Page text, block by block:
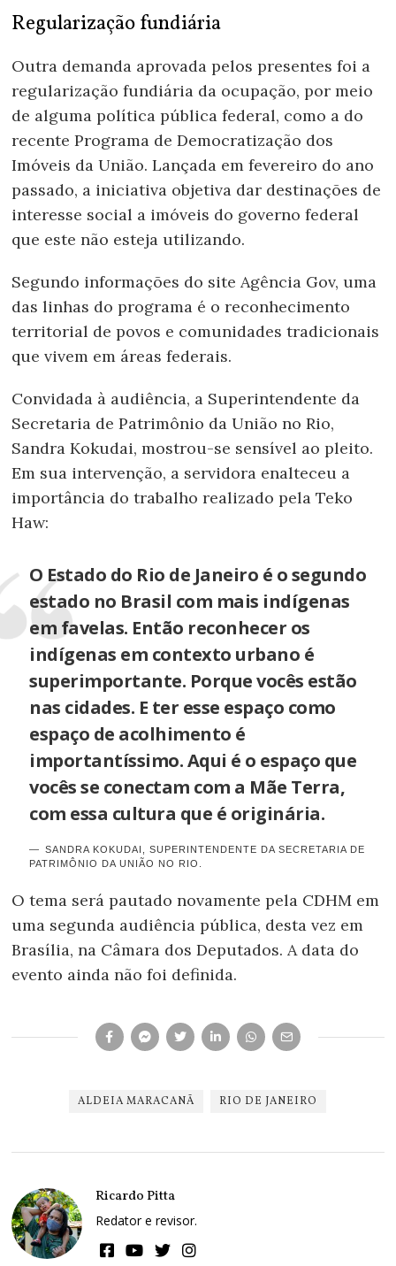
Regularização fundiária
Outra demanda aprovada pelos presentes foi a
regularização fundiária da ocupação, por meio
de alguma política pública federal, como a do
recente Programa de Democratização dos
Imóveis da União. Lançada em fevereiro do ano
passado, a iniciativa objetiva dar destinações de
interesse social a imóveis do governo federal
que este não esteja utilizando.
Segundo informações do site Agência Gov, uma
das linhas do programa é o reconhecimento
territorial de povos e comunidades tradicionais
que vivem em áreas federais.
Convidada à audiência, a Superintendente da
Secretaria de Patrimônio da União no Rio,
Sandra Kokudai, mostrou-se sensível ao pleito.
Em sua intervenção, a servidora enalteceu a
importância do trabalho realizado pela Teko
Haw:
O Estado do Rio de Janeiro é o segundo
estado no Brasil com mais indígenas
em favelas. Então reconhecer os
indígenas em contexto urbano é
superimportante. Porque vocês estão
nas cidades. E ter esse espaço como
espaço de acolhimento é
importantíssimo. Aqui é o espaço que
vocês se conectam com a Mãe Terra,
com essa cultura que é originária.
SANDRA KOKUDAI, SUPERINTENDENTE DA SECRETARIA DE
PATRIMÔNIO DA UNIÃO NO RIO.
O tema será pautado novamente pela CDHM em
uma segunda audiência pública, desta vez em
Brasília, na Câmara dos Deputados. A data do
evento ainda não foi definida.
ALDEIA MARACANÃ RIO DE JANEIRO
Ricardo Pitta
Redator e revisor.